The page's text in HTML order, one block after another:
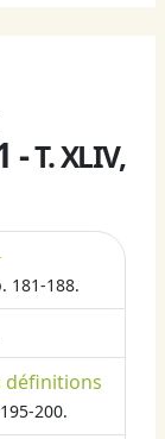
-T. XLIV,
181-188.
définitions
200.